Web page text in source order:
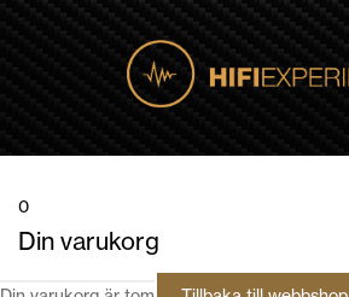
0
Din varukorg